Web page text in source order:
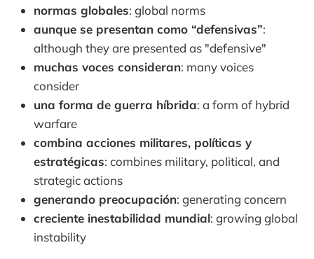
normas globales: global norms
aunque se presentan como “defensivas”:
although they are presented as "defensive"
muchas voces consideran: many voices
consider
una forma de guerra híbrida: a form of hybrid
warfare
combina acciones militares, políticas y
estratégicas: combines military, political, and
strategic actions
generando preocupación: generating concern
creciente inestabilidad mundial: growing global
instability